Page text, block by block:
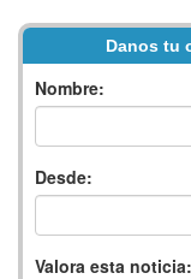
Danos tu
Nombre:
Desde:
Valora esta noticia: